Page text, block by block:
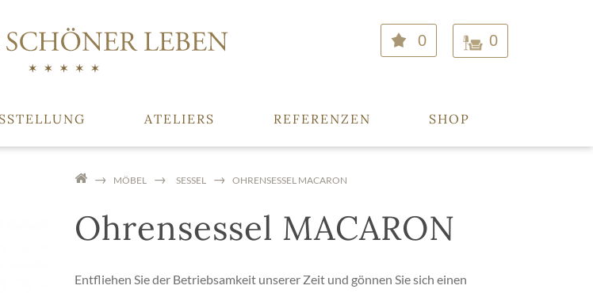
0
0
ATELIERS REFERENZEN SHOP
MÖBEL SESSEL OHRENSESSEL MACARON
Ohrensessel MACARON
Entfliehen Sie der Betriebsamkeit unserer Zeit und gönnen Sie sich einen